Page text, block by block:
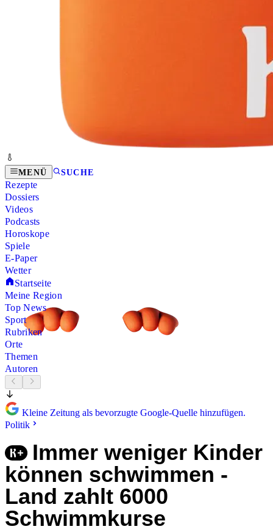
MENÜ SUCHE
Rezepte
Dossiers
Videos
Podcasts
Horoskope
Spiele
E-Paper
Wetter
Startseite
Meine Region
Top News
Sport
Rubriken
Orte
Themen
Autoren
Kleine Zeitung als bevorzugte Google-Quelle hinzufügen.
Politik
Immer weniger Kinder
können schwimmen -
Land zahlt 6000
Schwimmkurse